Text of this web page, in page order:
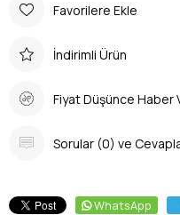
Favorilere Ekle
İndirimli Ürün
Fiyat Düşünce Haber
Sorular (0) ve
WhatsApp